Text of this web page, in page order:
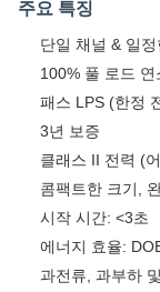
주요 특징
단일 채널 & 일
100% 풀 로드 연
패스 LPS (한정
3년 보증
클래스 II 전력 (
콤팩트한 크기,
시작 시간: <3초
에너지 효율:
과전류, 과부하